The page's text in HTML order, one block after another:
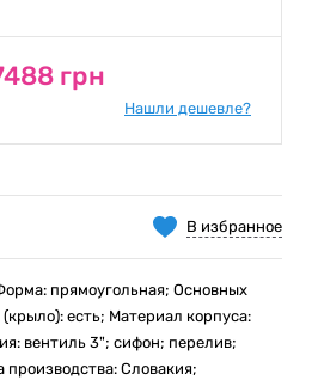
грн
Нашли дешевле?
В избранное
прямоугольная; Основных
есть; Материал корпуса:
вентиль 3"; сифон; перелив;
Словакия;